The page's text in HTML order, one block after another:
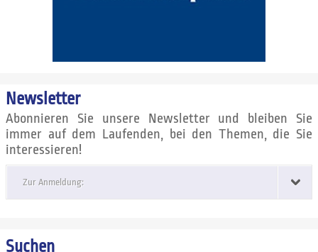
Newsletter
Abonnieren Sie unsere Newsletter und bleiben Sie
immer auf dem Laufenden, bei den Themen, die Sie
interessieren!
Zur Anmeldung:
Suchen